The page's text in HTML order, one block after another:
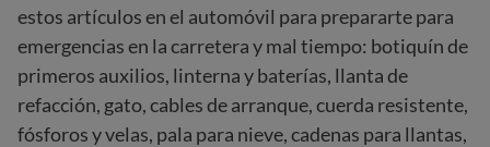
estos artículos en el automóvil para prepararte para
emergencias en la carretera y mal tiempo: botiquín de
primeros auxilios, linterna y baterías, llanta de
refacción, gato, cables de arranque, cuerda resistente,
fósforos y velas, pala para nieve, cadenas para llantas,